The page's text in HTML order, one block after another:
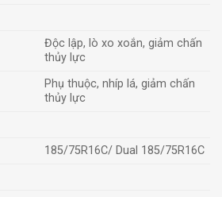
Độc lập, lò xo xoắn, giảm chấn
thủy lực
Phụ thuộc, nhíp lá, giảm chấn
thủy lực
185/75R16C/ Dual 185/75R16C